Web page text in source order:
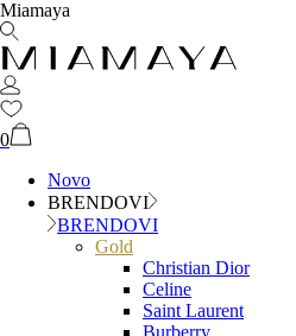
Miamaya
0
Novo
BRENDOVI
BRENDOVI
Gold
Christian Dior
Celine
Saint Laurent
Burberry